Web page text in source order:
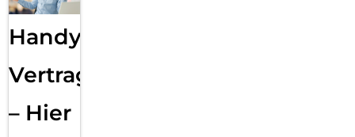
Handy
Vertragsabwicklung
– Hier